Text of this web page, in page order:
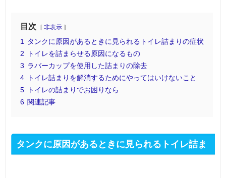
目次 非表示
1 タンクに原因があるときに見られるトイレ詰まりの症状
2
トイレを詰まらせる原因になるもの
3 ラバーカップを使用した詰まりの除去
4
トイレ詰まりを解消するためにやってはいけないこと
5
トイレの詰まりでお困りなら
6 関連記事
タンクに原因があるときに見られるトイレ詰ま